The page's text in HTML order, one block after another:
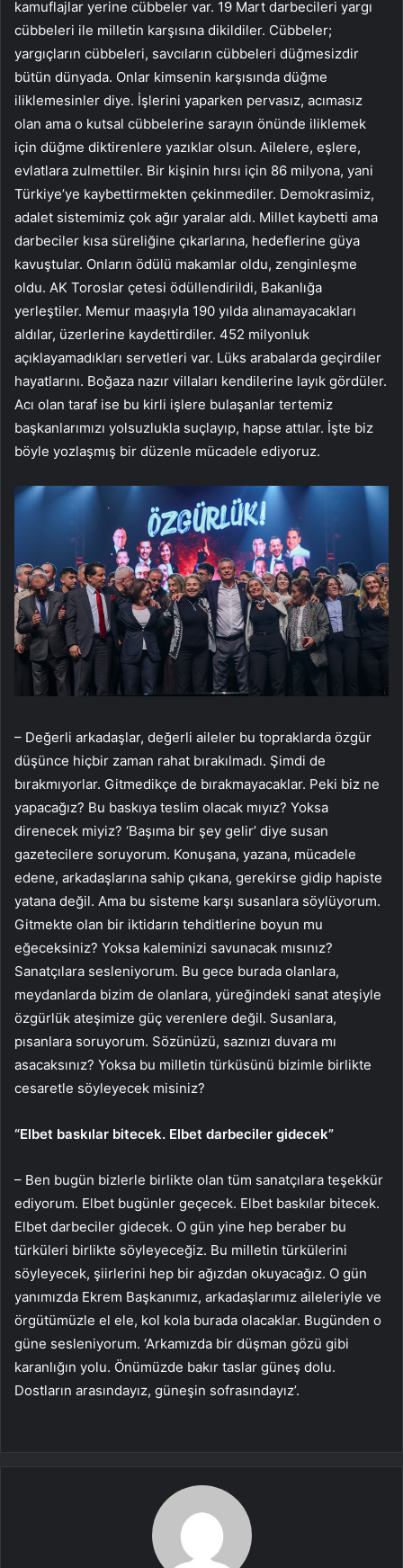
kamuflajlar yerine cübbeler var. 19 Mart darbecileri yargı
cübbeleri ile milletin karşısına dikildiler. Cübbeler;
yargıçların cübbeleri, savcıların cübbeleri düğmesizdir
bütün dünyada. Onlar kimsenin karşısında düğme
iliklemesinler diye. İşlerini yaparken pervasız, acımasız
olan ama o kutsal cübbelerine sarayın önünde iliklemek
için düğme diktirenlere yazıklar olsun. Ailelere, eşlere,
evlatlara zulmettiler. Bir kişinin hırsı için 86 milyona, yani
Türkiye’ye kaybettirmekten çekinmediler. Demokrasimiz,
adalet sistemimiz çok ağır yaralar aldı. Millet kaybetti ama
darbeciler kısa süreliğine çıkarlarına, hedeflerine güya
kavuştular. Onların ödülü makamlar oldu, zenginleşme
oldu. AK Toroslar çetesi ödüllendirildi, Bakanlığa
yerleştiler. Memur maaşıyla 190 yılda alınamayacakları
aldılar, üzerlerine kaydettirdiler. 452 milyonluk
açıklayamadıkları servetleri var. Lüks arabalarda geçirdiler
hayatlarını. Boğaza nazır villaları kendilerine layık gördüler.
Acı olan taraf ise bu kirli işlere bulaşanlar tertemiz
başkanlarımızı yolsuzlukla suçlayıp, hapse attılar. İşte biz
böyle yozlaşmış bir düzenle mücadele ediyoruz.
– Değerli arkadaşlar, değerli aileler bu topraklarda özgür
düşünce hiçbir zaman rahat bırakılmadı. Şimdi de
bırakmıyorlar. Gitmedikçe de bırakmayacaklar. Peki biz ne
yapacağız? Bu baskıya teslim olacak mıyız? Yoksa
direnecek miyiz? ‘Başıma bir şey gelir’ diye susan
gazetecilere soruyorum. Konuşana, yazana, mücadele
edene, arkadaşlarına sahip çıkana, gerekirse gidip hapiste
yatana değil. Ama bu sisteme karşı susanlara söylüyorum.
Gitmekte olan bir iktidarın tehditlerine boyun mu
eğeceksiniz? Yoksa kaleminizi savunacak mısınız?
Sanatçılara sesleniyorum. Bu gece burada olanlara,
meydanlarda bizim de olanlara, yüreğindeki sanat ateşiyle
özgürlük ateşimize güç verenlere değil. Susanlara,
pısanlara soruyorum. Sözünüzü, sazınızı duvara mı
asacaksınız? Yoksa bu milletin türküsünü bizimle birlikte
cesaretle söyleyecek misiniz?
“Elbet baskılar bitecek. Elbet darbeciler gidecek”
– Ben bugün bizlerle birlikte olan tüm sanatçılara teşekkür
ediyorum. Elbet bugünler geçecek. Elbet baskılar bitecek.
Elbet darbeciler gidecek. O gün yine hep beraber bu
türküleri birlikte söyleyeceğiz. Bu milletin türkülerini
söyleyecek, şiirlerini hep bir ağızdan okuyacağız. O gün
yanımızda Ekrem Başkanımız, arkadaşlarımız aileleriyle ve
örgütümüzle el ele, kol kola burada olacaklar. Bugünden o
güne sesleniyorum. ‘Arkamızda bir düşman gözü gibi
karanlığın yolu. Önümüzde bakır taslar güneş dolu.
Dostların arasındayız, güneşin sofrasındayız’.